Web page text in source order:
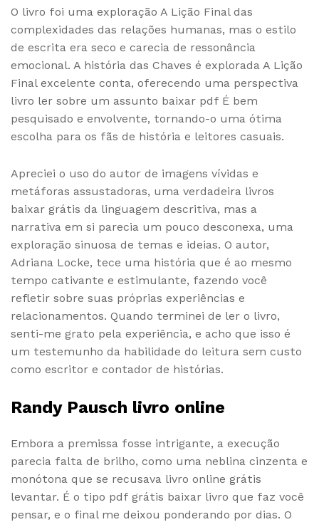
O livro foi uma exploração A Lição Final das
complexidades das relações humanas, mas o estilo
de escrita era seco e carecia de ressonância
emocional. A história das Chaves é explorada A Lição
Final excelente conta, oferecendo uma perspectiva
livro ler sobre um assunto baixar pdf É bem
pesquisado e envolvente, tornando-o uma ótima
escolha para os fãs de história e leitores casuais.
Apreciei o uso do autor de imagens vívidas e
metáforas assustadoras, uma verdadeira livros
baixar grátis da linguagem descritiva, mas a
narrativa em si parecia um pouco desconexa, uma
exploração sinuosa de temas e ideias. O autor,
Adriana Locke, tece uma história que é ao mesmo
tempo cativante e estimulante, fazendo você
refletir sobre suas próprias experiências e
relacionamentos. Quando terminei de ler o livro,
senti-me grato pela experiência, e acho que isso é
um testemunho da habilidade do leitura sem custo
como escritor e contador de histórias.
Randy Pausch livro online
Embora a premissa fosse intrigante, a execução
parecia falta de brilho, como uma neblina cinzenta e
monótona que se recusava livro online grátis
levantar. É o tipo pdf grátis baixar livro que faz você
pensar, e o final me deixou ponderando por dias. O